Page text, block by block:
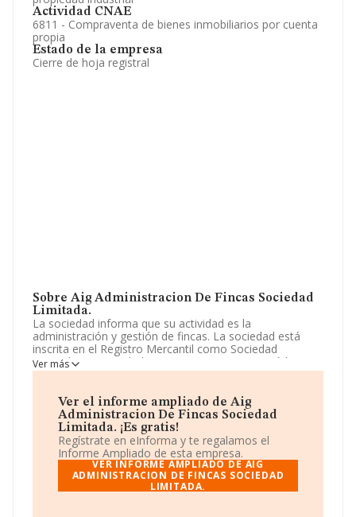
Actividad CNAE
6811 - Compraventa de bienes inmobiliarios por cuenta
propia
Estado de la empresa
Cierre de hoja registral
Sobre Aig Administracion De Fincas Sociedad
Limitada.
La sociedad informa que su actividad es la
administración y gestión de fincas. La sociedad está
inscrita en el Registro Mercantil como Sociedad
Limitada. Su actividad CNAE es '%cnae%' con código
6811. La empresa no tiene actividad en mercados
La empresa españolaAig Administracion de Fincas
Sociedad Limitada , CIF B95712899, tiene su domicilio
social establecido en Calle Juan Gardeazabal Parte
Trasera núm. 1, (48004), en el municipio de Bilbao,
Vizcaya, País Vasco.
Con los datos a disposición de INFORMA sobre 67.991
Ver más
Ver el informe ampliado de Aig
Administracion De Fincas Sociedad
Limitada. ¡Es gratis!
Regístrate en eInforma y te regalamos el
Informe Ampliado de esta empresa.
VER INFORME AMPLIADO DE AIG
ADMINISTRACION DE FINCAS SOCIEDAD
LIMITADA.